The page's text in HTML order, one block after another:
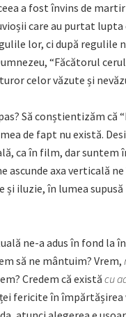
a fost învins de
care au purtat
lor, ci după regulile
“Făcătorul
celor văzute și
Să conștientizăm că
de fapt nu există.
ca în film, dar suntem
ascunde axa verticală
și iluzie, în lumea
ne-a adus în fond la
să ne mântuim? Vrem,
Credem că existăcu
fericite în împărtășirea